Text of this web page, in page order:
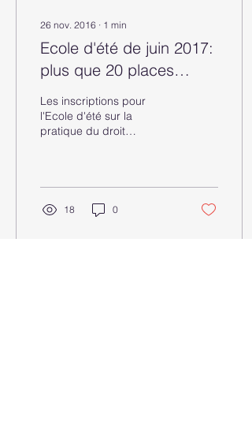
26 nov. 2016 ∙ 1 min
Ecole d'été de juin 2017:
plus que 20 places
disponibles
Les inscriptions pour
l'Ecole d'été sur la
pratique du droit
18 0